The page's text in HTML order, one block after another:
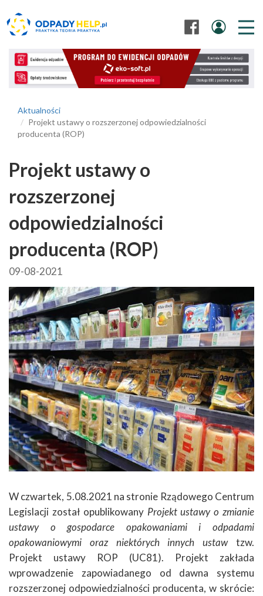
Aktualności
Projekt ustawy o rozszerzonej odpowiedzialności
producenta (ROP)
Projekt ustawy o
rozszerzonej
odpowiedzialności
producenta (ROP)
09-08-2021
W czwartek, 5.08.2021 na stronie Rządowego Centrum
Legislacji został opublikowany Projekt ustawy o zmianie
ustawy o gospodarce opakowaniami i odpadami
opakowaniowymi oraz niektórych innych ustawtzw.
Projekt ustawy ROP (UC81). Projekt zakłada
wprowadzenie zapowiadanego od dawna systemu
rozszerzonej odpowiedzialności producenta, w skrócie: